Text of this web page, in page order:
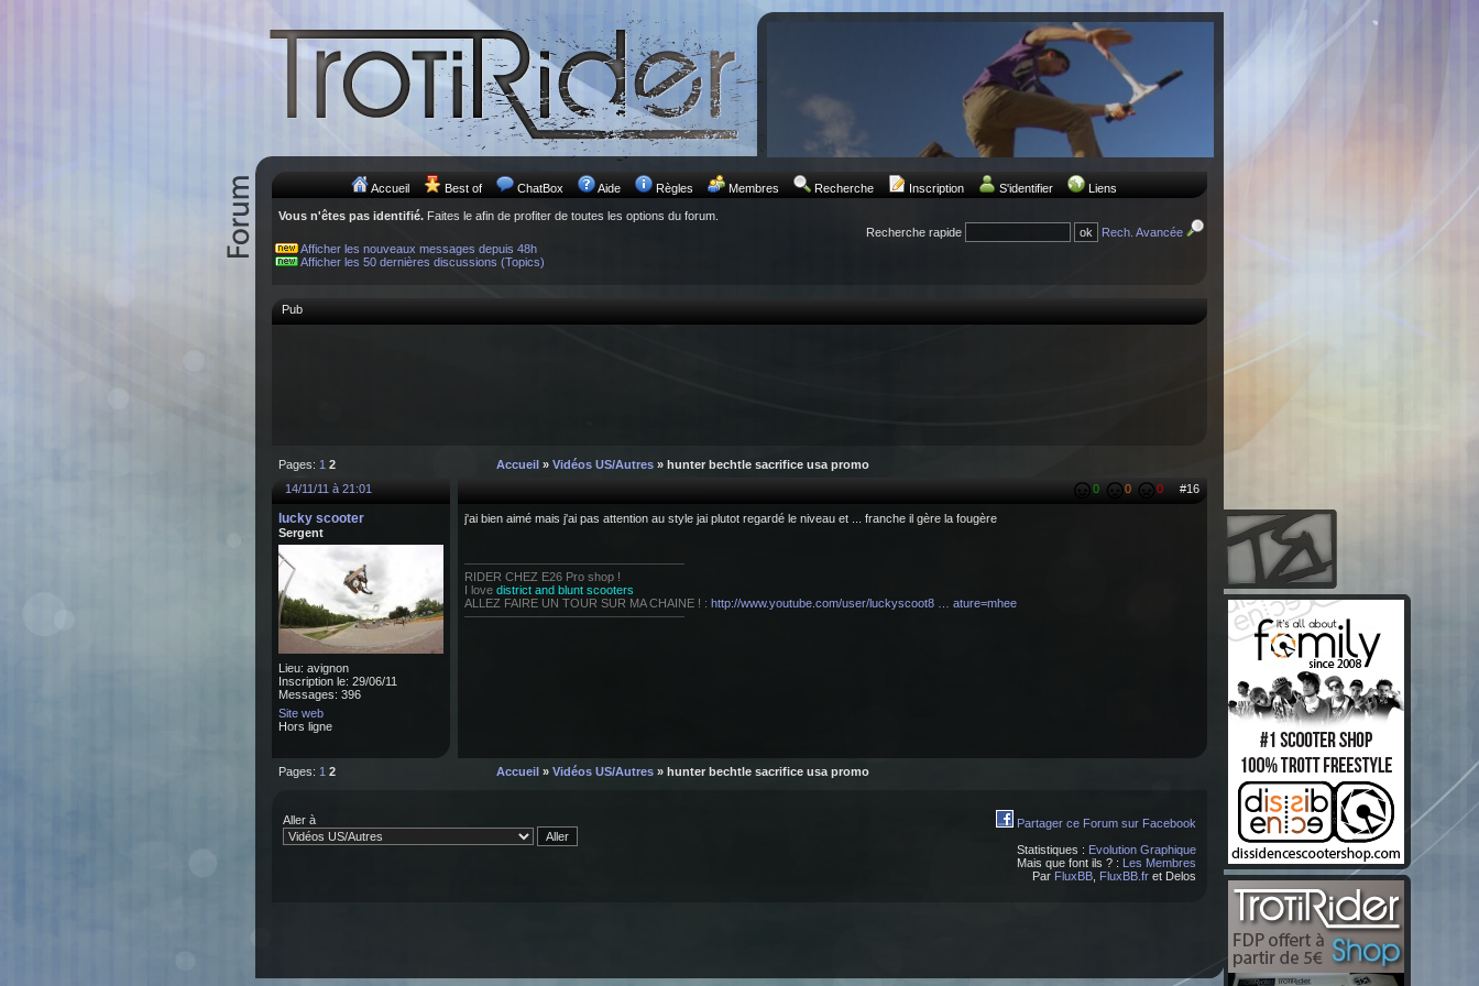
Accueil Best of ChatBox Aide Règles Membres Recherche Inscription S'identifier Liens
Vous n'êtes pas identifié. Faites le afin de profiter de toutes les options du forum.
Recherche rapide
Rech. Avancée
Afficher les nouveaux messages depuis 48h
Afficher les 50 dernières discussions (Topics)
Pub
Pages: 1 2 Accueil » Vidéos US/Autres » hunter bechtle sacrifice usa promo
0
0 0 #16
14/11/11 à 21:01
lucky scooter
Sergent
Lieu: avignon
Inscription le: 29/06/11
Messages: 396
Site web
Hors ligne
j'ai bien aimé mais j'ai pas attention au style jai plutot regardé le niveau et ... franche il gère la fougère
RIDER CHEZ E26 Pro shop !
I love district and blunt scooters
ALLEZ FAIRE UN TOUR SUR MA CHAINE ! : http://www.youtube.com/user/luckyscoot8 … ature=mhee
Pages: 1 2 Accueil » Vidéos US/Autres » hunter bechtle sacrifice usa promo
Aller à
Partager ce Forum sur Facebook
Statistiques : Evolution Graphique
Mais que font ils ? : Les Membres
Par FluxBB FluxBB.fr et Delos